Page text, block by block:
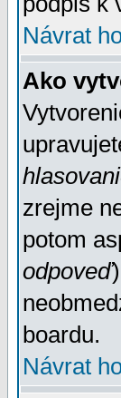
Návrat
Ako
zrejme
potom
odpoveď
boardu.
Návrat